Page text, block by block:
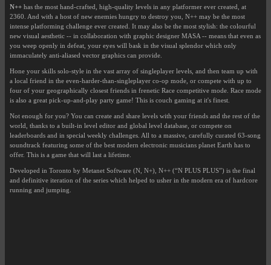
N++ has the most hand-crafted, high-quality levels in any platformer ever created, at
2360. And with a host of new enemies hungry to destroy you, N++ may be the most
intense platforming challenge ever created. It may also be the most stylish: the colourful
new visual aesthetic -- in collaboration with graphic designer MASA -- means that even as
you weep openly in defeat, your eyes will bask in the visual splendor which only
immaculately anti-aliased vector graphics can provide.
Hone your skills solo-style in the vast array of singleplayer levels, and then team up with
a local friend in the even-harder-than-singleplayer co-op mode, or compete with up to
four of your geographically closest friends in frenetic Race competitive mode. Race mode
is also a great pick-up-and-play party game! This is couch gaming at it's finest.
Not enough for you? You can create and share levels with your friends and the rest of the
world, thanks to a built-in level editor and global level database, or compete on
leaderboards and in special weekly challenges. All to a massive, carefully curated 63-song
soundtrack featuring some of the best modern electronic musicians planet Earth has to
offer. This is a game that will last a lifetime.
Developed in Toronto by Metanet Software (N, N+), N++ (“N PLUS PLUS”) is the final
and definitive iteration of the series which helped to usher in the modern era of hardcore
running and jumping.